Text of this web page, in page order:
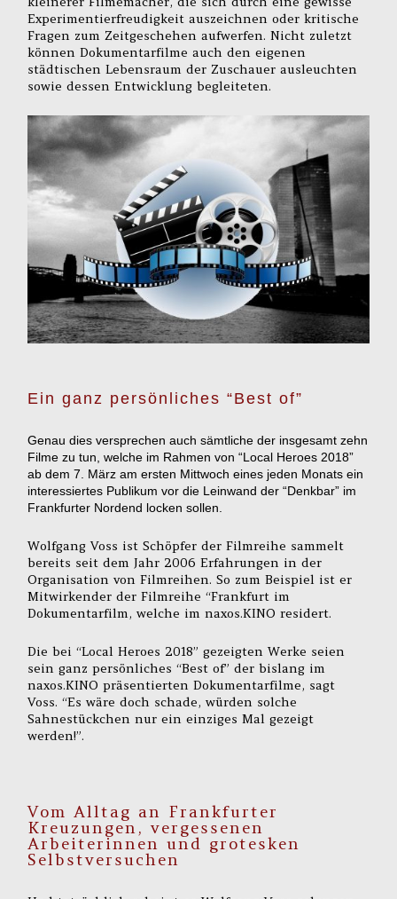
Experimentierfreudigkeit auszeichnen oder kritische
Fragen zum Zeitgeschehen aufwerfen. Nicht zuletzt
können Dokumentarfilme auch den eigenen
städtischen Lebensraum der Zuschauer ausleuchten
sowie dessen Entwicklung begleiteten.
Ein ganz persönliches “Best of”
Genau dies versprechen auch sämtliche der insgesamt zehn
Filme zu tun, welche im Rahmen von “Local Heroes 2018”
ab dem 7. März am ersten Mittwoch eines jeden Monats ein
interessiertes Publikum vor die Leinwand der “Denkbar” im
Frankfurter Nordend locken sollen.
Wolfgang Voss ist Schöpfer der Filmreihe sammelt
bereits seit dem Jahr 2006 Erfahrungen in der
Organisation von Filmreihen. So zum Beispiel ist er
Mitwirkender der Filmreihe “Frankfurt im
Dokumentarfilm, welche im naxos.KINO residert.
Die bei “Local Heroes 2018” gezeigten Werke seien
sein ganz persönliches “Best of” der bislang im
naxos.KINO präsentierten Dokumentarfilme, sagt
Voss. “Es wäre doch schade, würden solche
Sahnestückchen nur ein einziges Mal gezeigt
werden!”.
Vom Alltag an Frankfurter
Kreuzungen, vergessenen
Arbeiterinnen und grotesken
Selbstversuchen